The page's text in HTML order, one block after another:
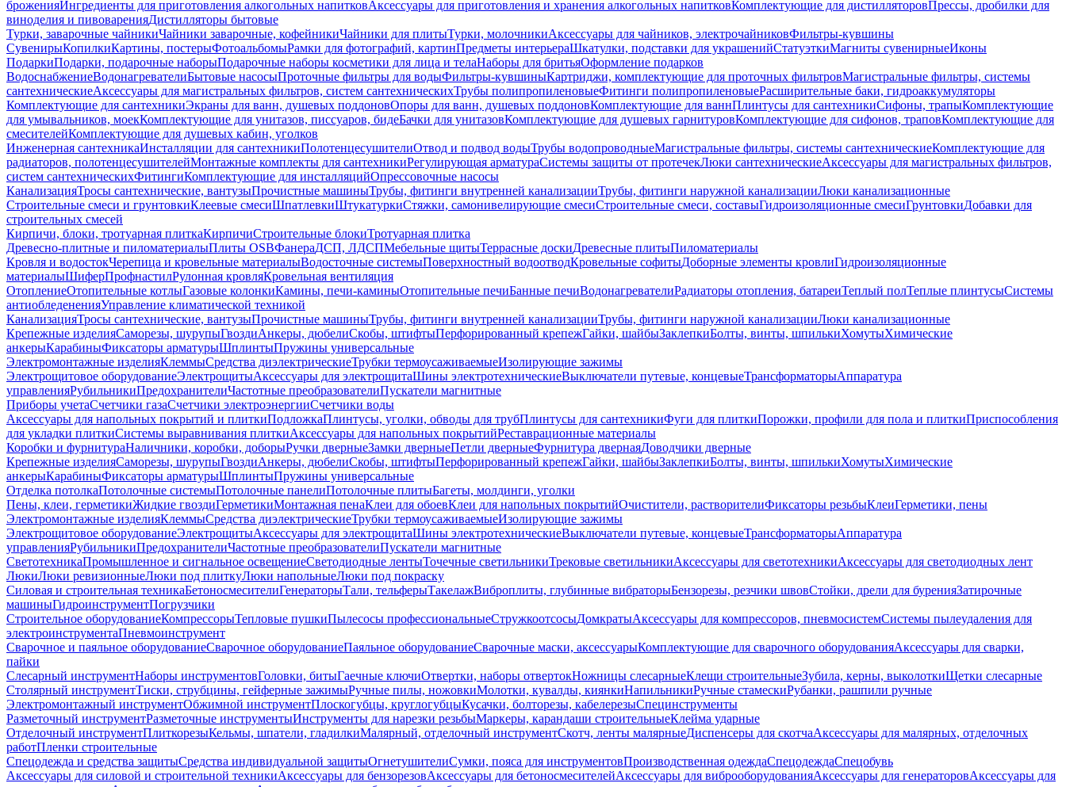
броженияИнгредиенты для приготовления алкогольных напитковАксессуары для приготовления и хранения алкогольных напитковКомплектующие для дистилляторовПрессы, дробилки для
виноделия и пивоваренияДистилляторы бытовые
Турки, заварочные чайникиЧайники заварочные, кофейникиЧайники для плитыТурки, молочникиАксессуары для чайников, электрочайниковФильтры-кувшины
СувенирыКопилкиКартины, постерыФотоальбомыРамки для фотографий, картинПредметы интерьераШкатулки, подставки для украшенийСтатуэткиМагниты сувенирныеИконы
ПодаркиПодарки, подарочные наборыПодарочные наборы косметики для лица и телаНаборы для бритьяОформление подарков
ВодоснабжениеВодонагревателиБытовые насосыПроточные фильтры для водыФильтры-кувшиныКартриджи, комплектующие для проточных фильтровМагистральные фильтры, системы
сантехническиеАксессуары для магистральных фильтров, систем сантехническихТрубы полипропиленовыеФитинги полипропиленовыеРасширительные баки, гидроаккумуляторы
Комплектующие для сантехникиЭкраны для ванн, душевых поддоновОпоры для ванн, душевых поддоновКомплектующие для ваннПлинтусы для сантехникиСифоны, трапыКомплектующие
для умывальников, моекКомплектующие для унитазов, писсуаров, бидеБачки для унитазовКомплектующие для душевых гарнитуровКомплектующие для сифонов, траповКомплектующие для
смесителейКомплектующие для душевых кабин, уголков
Инженерная сантехникаИнсталляции для сантехникиПолотенцесушителиОтвод и подвод водыТрубы водопроводныеМагистральные фильтры, системы сантехническиеКомплектующие для
радиаторов, полотенцесушителейМонтажные комплекты для сантехникиРегулирующая арматураСистемы защиты от протечекЛюки сантехническиеАксессуары для магистральных фильтров,
систем сантехническихФитингиКомплектующие для инсталляцийОпрессовочные насосы
КанализацияТросы сантехнические, вантузыПрочистные машиныТрубы, фитинги внутренней канализацииТрубы, фитинги наружной канализацииЛюки канализационные
Строительные смеси и грунтовкиКлеевые смесиШпатлевкиШтукатуркиСтяжки, самонивелирующие смесиСтроительные смеси, составыГидроизоляционные смесиГрунтовкиДобавки для
строительных смесей
Кирпичи, блоки, тротуарная плиткаКирпичиСтроительные блокиТротуарная плитка
Древесно-плитные и пиломатериалыПлиты OSBФанераДСП, ЛДСПМебельные щитыТеррасные доскиДревесные плитыПиломатериалы
Кровля и водостокЧерепица и кровельные материалыВодосточные системыПоверхностный водоотводКровельные софитыДоборные элементы кровлиГидроизоляционные
материалыШиферПрофнастилРулонная кровляКровельная вентиляция
ОтоплениеОтопительные котлыГазовые колонкиКамины, печи-каминыОтопительные печиБанные печиВодонагревателиРадиаторы отопления, батареиТеплый полТеплые плинтусыСистемы
антиобледененияУправление климатической техникой
КанализацияТросы сантехнические, вантузыПрочистные машиныТрубы, фитинги внутренней канализацииТрубы, фитинги наружной канализацииЛюки канализационные
Крепежные изделияСаморезы, шурупыГвоздиАнкеры, дюбелиСкобы, штифтыПерфорированный крепежГайки, шайбыЗаклепкиБолты, винты, шпилькиХомутыХимические
анкерыКарабиныФиксаторы арматурыШплинтыПружины универсальные
Электромонтажные изделияКлеммыСредства диэлектрическиеТрубки термоусаживаемыеИзолирующие зажимы
Электрощитовое оборудованиеЭлектрощитыАксессуары для электрощитаШины электротехническиеВыключатели путевые, концевыеТрансформаторыАппаратура
управленияРубильникиПредохранителиЧастотные преобразователиПускатели магнитные
Приборы учетаСчетчики газаСчетчики электроэнергииСчетчики воды
Аксессуары для напольных покрытий и плиткиПодложкаПлинтусы, уголки, обводы для трубПлинтусы для сантехникиФуги для плиткиПорожки, профили для пола и плиткиПриспособления
для укладки плиткиСистемы выравнивания плиткиАксессуары для напольных покрытийРеставрационные материалы
Коробки и фурнитураНаличники, коробки, доборыРучки дверныеЗамки дверныеПетли дверныеФурнитура двернаяДоводчики дверные
Крепежные изделияСаморезы, шурупыГвоздиАнкеры, дюбелиСкобы, штифтыПерфорированный крепежГайки, шайбыЗаклепкиБолты, винты, шпилькиХомутыХимические
анкерыКарабиныФиксаторы арматурыШплинтыПружины универсальные
Отделка потолкаПотолочные системыПотолочные панелиПотолочные плитыБагеты, молдинги, уголки
Пены, клеи, герметикиЖидкие гвоздиГерметикиМонтажная пенаКлеи для обоевКлеи для напольных покрытийОчистители, растворителиФиксаторы резьбыКлеиГерметики, пены
Электромонтажные изделияКлеммыСредства диэлектрическиеТрубки термоусаживаемыеИзолирующие зажимы
Электрощитовое оборудованиеЭлектрощитыАксессуары для электрощитаШины электротехническиеВыключатели путевые, концевыеТрансформаторыАппаратура
управленияРубильникиПредохранителиЧастотные преобразователиПускатели магнитные
СветотехникаПромышленное и сигнальное освещениеСветодиодные лентыТочечные светильникиТрековые светильникиАксессуары для светотехникиАксессуары для светодиодных лент
ЛюкиЛюки ревизионныеЛюки под плиткуЛюки напольныеЛюки под покраску
Силовая и строительная техникаБетоносмесителиГенераторыТали, тельферыТакелажВиброплиты, глубинные вибраторыБензорезы, резчики швовСтойки, дрели для буренияЗатирочные
машиныГидроинструментПогрузчики
Строительное оборудованиеКомпрессорыТепловые пушкиПылесосы профессиональныеСтружкоотсосыДомкратыАксессуары для компрессоров, пневмосистемСистемы пылеудаления для
электроинструментаПневмоинструмент
Сварочное и паяльное оборудованиеСварочное оборудованиеПаяльное оборудованиеСварочные маски, аксессуарыКомплектующие для сварочного оборудованияАксессуары для сварки,
пайки
Слесарный инструментНаборы инструментовГоловки, битыГаечные ключиОтвертки, наборы отвертокНожницы слесарныеКлещи строительныеЗубила, керны, выколоткиЩетки слесарные
Столярный инструментТиски, струбцины, гейферные зажимыРучные пилы, ножовкиМолотки, кувалды, киянкиНапильникиРучные стамескиРубанки, рашпили ручные
Электромонтажный инструментОбжимной инструментПлоскогубцы, круглогубцыКусачки, болторезы, кабелерезыСпецинструменты
Разметочный инструментРазметочные инструментыИнструменты для нарезки резьбыМаркеры, карандаши строительныеКлейма ударные
Отделочный инструментПлиткорезыКельмы, шпатели, гладилкиМалярный, отделочный инструментСкотч, ленты малярныеДиспенсеры для скотчаАксессуары для малярных, отделочных
работПленки строительные
Спецодежда и средства защитыСредства индивидуальной защитыОгнетушителиСумки, пояса для инструментовПроизводственная одеждаСпецодеждаСпецобувь
Аксессуары для силовой и строительной техникиАксессуары для бензорезовАксессуары для бетоносмесителейАксессуары для виброоборудованияАксессуары для генераторовАксессуары для